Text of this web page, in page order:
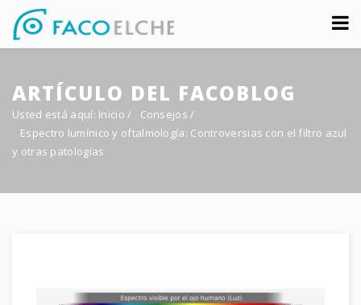
Sobre nosotros
Congreso
Multimedia
ARTÍCULO DEL FACOBLOG
Usted está aquí: Inicio / Consejos/
Espectro lumínico y oftalmología: Controversias con el filtro azul
y otras patologías